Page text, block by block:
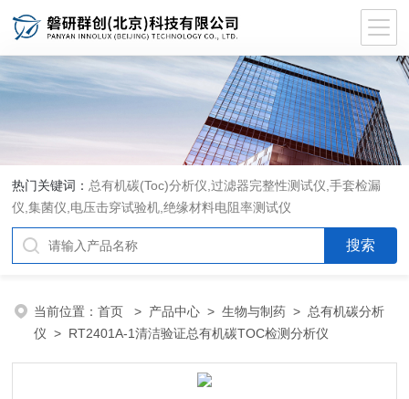
热门关键词： 总有机碳(Toc)分析仪 ,过滤器完整性测试仪 ,手套检漏
仪 ,集菌仪 电压击穿试验机 ,绝缘材料电阻率测试仪
当前位置：首页 > 产品中心 >生物与制药 > 总有机碳分析
仪 > RT2401A-1清洁验证总有机碳TOC检测分析仪